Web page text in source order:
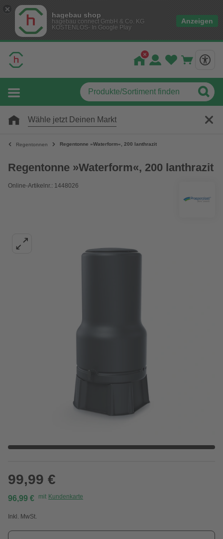
hagebau shop
hagebau connect GmbH & Co. KG
KOSTENLOS- In Google Play
Anzeigen
Wähle jetzt Deinen Markt
Regentonnen Regentonne »Waterform«, 200 lanthrazit
Regentonne »Waterform«, 200 lanthrazit
Online-Artikelnr.: 1448026
99,99 €
96,99 € mit Kundenkarte
Inkl. MwSt.